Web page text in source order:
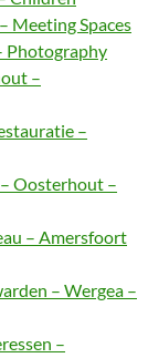
Meeting Spaces
Photography
–
–
Oosterhout –
– Amersfoort
– Wergea –
–